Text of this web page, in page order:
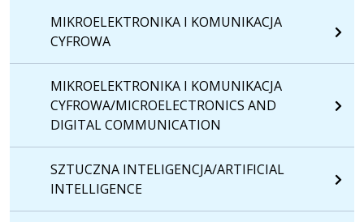
MIKROELEKTRONIKA I KOMUNIKACJA
CYFROWA
MIKROELEKTRONIKA I KOMUNIKACJA
CYFROWA/MICROELECTRONICS AND
DIGITAL COMMUNICATION
SZTUCZNA INTELIGENCJA/ARTIFICIAL
INTELLIGENCE